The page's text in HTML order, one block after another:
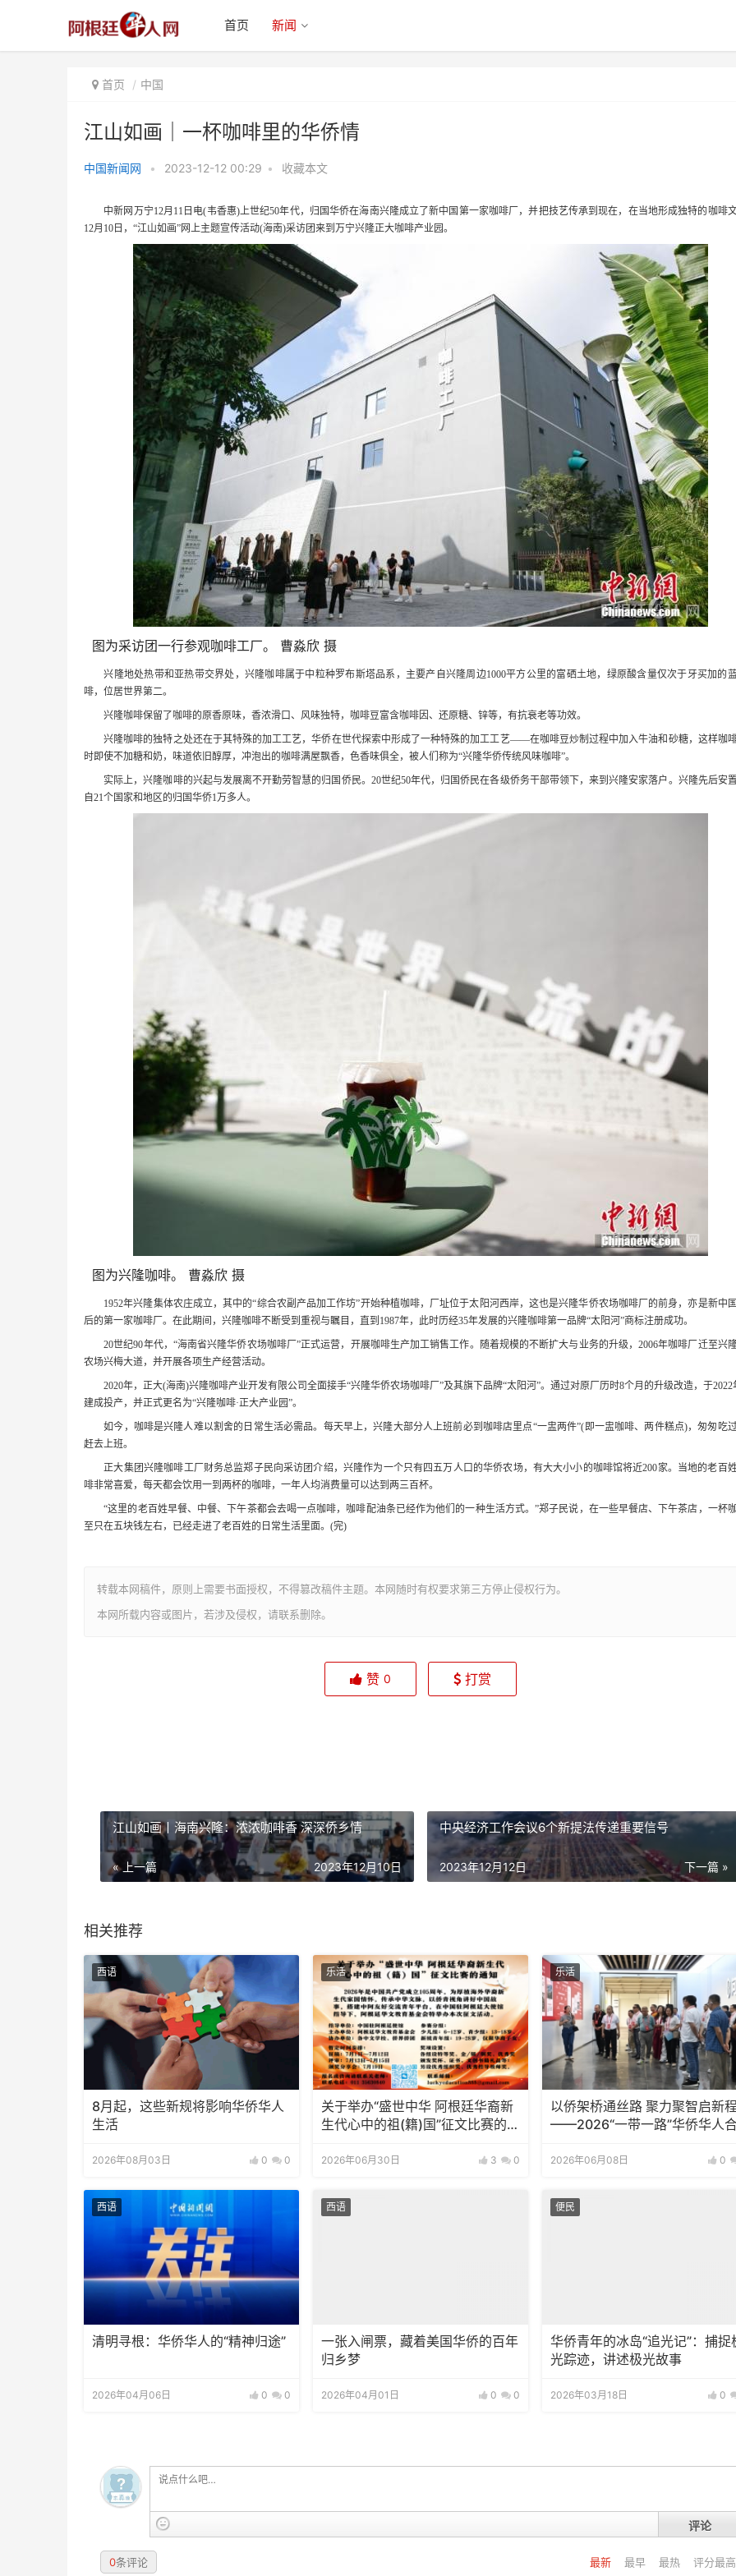
首页 新闻
首页 中国
江山如画｜一杯咖啡里的华侨情
中国新闻网 • 2023-12-12 00:29 • 收藏本文
中新网万宁12月11日电(韦香惠)上世纪50年代，归国华侨在海南兴隆成立了新中国第一家咖啡厂，并把技艺传承到现在，在当地形成独特的咖啡
12月10日，“江山如画”网上主题宣传活动(海南)采访团来到万宁兴隆正大咖啡产业园。
图为采访团一行参观咖啡工厂。 曹淼欣 摄
兴隆地处热带和亚热带交界处，兴隆咖啡属于中粒种罗布斯塔品系，主要产自兴隆周边1000平方公里的富硒土地，绿原酸含量仅次于牙买加的
啡，位居世界第二。
兴隆咖啡保留了咖啡的原香原味，香浓滑口、风味独特，咖啡豆富含咖啡因、还原糖、锌等，有抗衰老等功效。
兴隆咖啡的独特之处还在于其特殊的加工工艺，华侨在世代探索中形成了一种特殊的加工工艺——在咖啡豆炒制过程中加入牛油和砂糖，这样咖
时即使不加糖和奶，味道依旧醇厚，冲泡出的咖啡满屋飘香，色香味俱全，被人们称为“兴隆华侨传统风味咖啡”。
实际上，兴隆咖啡的兴起与发展离不开勤劳智慧的归国侨民。20世纪50年代，归国侨民在各级侨务干部带领下，来到兴隆安家落户。兴隆先后安
自21个国家和地区的归国华侨1万多人。
图为兴隆咖啡。 曹淼欣 摄
1952年兴隆集体农庄成立，其中的“综合农副产品加工作坊”开始种植咖啡，厂址位于太阳河西岸，这也是兴隆华侨农场咖啡厂的前身，亦是新中
后的第一家咖啡厂。在此期间，兴隆咖啡不断受到重视与瞩目，直到1987年，此时历经35年发展的兴隆咖啡第一品牌“太阳河”商标注册成功。
20世纪90年代，“海南省兴隆华侨农场咖啡厂”正式运营，开展咖啡生产加工销售工作。随着规模的不断扩大与业务的升级，2006年咖啡厂迁至兴
农场兴梅大道，并开展各项生产经营活动。
2020年，正大(海南)兴隆咖啡产业开发有限公司全面接手“兴隆华侨农场咖啡厂”及其旗下品牌“太阳河”。通过对原厂历时8个月的升级改造，于2022
建成投产，并正式更名为“兴隆咖啡·正大产业园”。
如今，咖啡是兴隆人难以割舍的日常生活必需品。每天早上，兴隆大部分人上班前必到咖啡店里点“一盅两件”(即一盅咖啡、两件糕点)，匆匆吃
赶去上班。
正大集团兴隆咖啡工厂财务总监郑子民向采访团介绍，兴隆作为一个只有四五万人口的华侨农场，有大大小小的咖啡馆将近200家。当地的老百
啡非常喜爱，每天都会饮用一到两杯的咖啡，一年人均消费量可以达到两三百杯。
“这里的老百姓早餐、中餐、下午茶都会去喝一点咖啡，咖啡配油条已经作为他们的一种生活方式。”郑子民说，在一些早餐店、下午茶店，一杯
至只在五块钱左右，已经走进了老百姓的日常生活里面。(完)
转载本网稿件，原则上需要书面授权，不得篡改稿件主题。本网随时有权要求第三方停止侵权行为。
本网所载内容或图片，若涉及侵权，请联系删除。
赞 0 打赏
江山如画丨海南兴隆：浓浓咖啡香 深深侨乡情
« 上一篇 2023年12月10日
中央经济工作会议6个新提法传递重要信号
下一篇 »
2023年12月12日
相关推荐
西语
8月起，这些新规将影响华侨华人
生活
2026年08月03日 0 0
乐活
关于举办“盛世中华 阿根廷华裔新
生代心中的祖(籍)国”征文比赛的通
2026年06月30日 3 0
乐活
以侨架桥通丝路 聚力聚智启新
——2026“一带一路”华侨华人
2026年06月08日 0
西语
清明寻根：华侨华人的“精神归途”
2026年04月06日 0 0
西语
一张入闸票，藏着美国华侨的百年
归乡梦
2026年04月01日 0 0
便民
华侨青年的冰岛“追光记”：捕捉
光踪迹，讲述极光故事
2026年03月18日 0
评论
最新 最早 最热 评分最高
0条评论